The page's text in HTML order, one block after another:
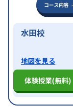
コース内容
水田校
地図を見る
体験授業(無料)